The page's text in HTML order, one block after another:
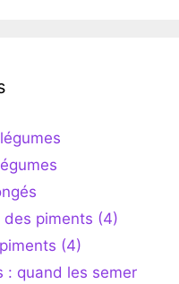
piments (4)
(4)
: quand les semer